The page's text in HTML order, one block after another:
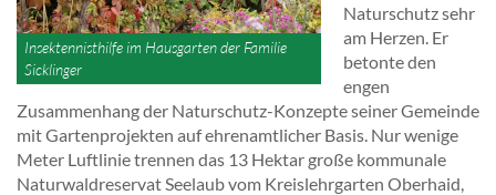
Insektennisthilfe im Hausgarten der Familie
Sicklinger
Naturschutz sehr
am Herzen. Er
betonte den
engen
Zusammenhang der Naturschutz-Konzepte seiner Gemeinde
mit Gartenprojekten auf ehrenamtlicher Basis. Nur wenige
Meter Luftlinie trennen das 13 Hektar große kommunale
Naturwaldreservat Seelaub vom Kreislehrgarten Oberhaid,